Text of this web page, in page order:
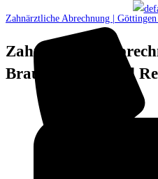
Zahnärztliche Abrechnung |
Zahnärztliche
Braunschweig und